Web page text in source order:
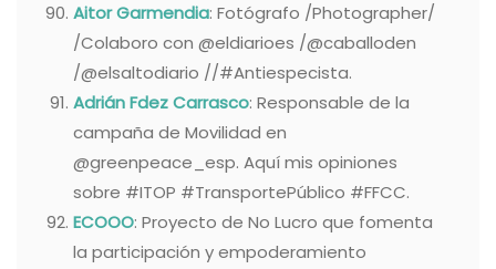
Aitor Garmendia: Fotógrafo /Photographer/
/Colaboro con @eldiarioes /@caballoden
/@elsaltodiario //#Antiespecista.
Adrián Fdez Carrasco: Responsable de la
campaña de Movilidad en
@greenpeace_esp. Aquí mis opiniones
sobre #ITOP #TransportePúblico #FFCC.
ECOOO: Proyecto de No Lucro que fomenta
la participación y empoderamiento